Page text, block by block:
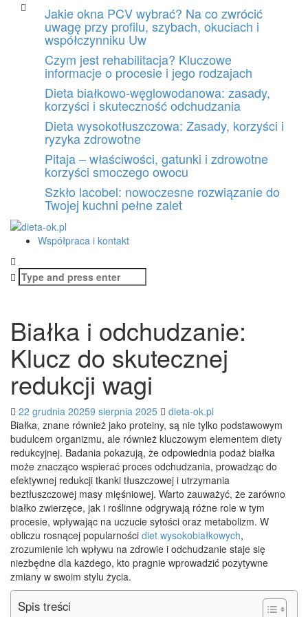
Jakie okna PCV wybrać? Na co zwrócić
uwagę przy profilu, szybach, okuciach i
współczynniku Uw
Czym jest rehabilitacja? Kluczowe
informacje o procesie i jego rodzajach
Dieta białkowo-węglowodanowa: zasady,
korzyści i skuteczność odchudzania
Dieta wysokotłuszczowa: Zasady, korzyści i
ryzyka zdrowotne
Pitaja – właściwości, gatunki i zdrowotne
korzyści smoczego owocu
Szkło lacobel: nowoczesne rozwiązanie do
Twojej kuchni pełne zalet
Współpraca i kontakt
Search
for:
Białka i odchudzanie:
Klucz do skutecznej
redukcji wagi
22 grudnia 20259 sierpnia 2025
dieta-ok.pl
Białka, znane również jako proteiny, są nie tylko podstawowym
budulcem organizmu, ale również kluczowym elementem diety
redukcyjnej. Badania pokazują, że odpowiednia podaż białka
może znacząco wspierać proces odchudzania, prowadząc do
efektywnej redukcji tkanki tłuszczowej i utrzymania
beztłuszczowej masy mięśniowej. Warto zauważyć, że zarówno
białko zwierzęce, jak i roślinne odgrywają różne role w tym
procesie, wpływając na uczucie sytości oraz metabolizm. W
obliczu rosnącej popularności diet wysokobiałkowych,
zrozumienie ich wpływu na zdrowie i odchudzanie staje się
niezbędne dla każdego, kto pragnie wprowadzić pozytywne
zmiany w swoim stylu życia.
Spis treści